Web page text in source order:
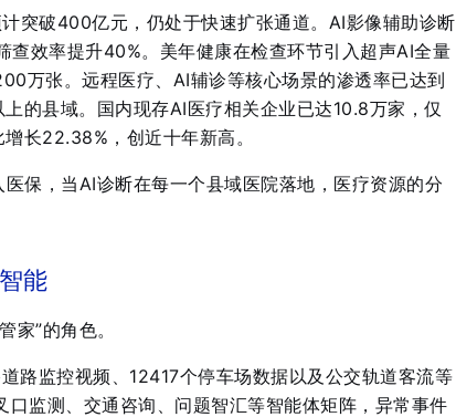
突破400亿元，仍处于快速扩张通道。AI影像辅助诊断
查效率提升40%。美年健康在检查环节引入超声AI全量
万张。远程医疗、AI辅诊等核心场景的渗透率已达到
的县域。国内现存AI医疗相关企业已达10.8万家，仅
长22.38%，创近十年新高 。
保，当AI诊断在每一个县域医院落地，医疗资源的分
能
家”的角色。
路监控视频、12417个停车场数据以及公交轨道客流等
监测、交通咨询、问题智汇等智能体矩阵，异常事件